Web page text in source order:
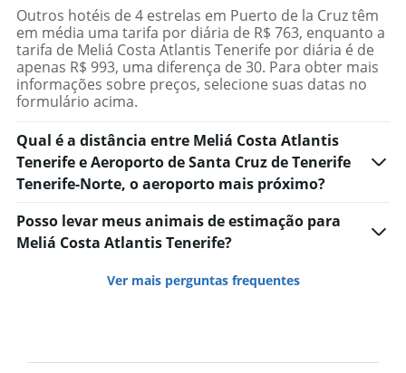
Outros hotéis de 4 estrelas em Puerto de la Cruz têm
em média uma tarifa por diária de R$ 763, enquanto a
tarifa de Meliá Costa Atlantis Tenerife por diária é de
apenas R$ 993, uma diferença de 30. Para obter mais
informações sobre preços, selecione suas datas no
formulário acima.
Qual é a distância entre Meliá Costa Atlantis
Tenerife e Aeroporto de Santa Cruz de Tenerife
Tenerife-Norte, o aeroporto mais próximo?
Posso levar meus animais de estimação para
Meliá Costa Atlantis Tenerife?
Ver mais perguntas frequentes